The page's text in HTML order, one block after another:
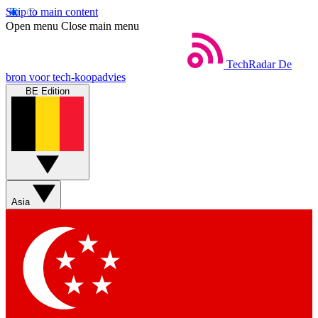
Skip to main content
Open menu Close main menu
TechRadar De
bron voor tech-koopadvies
BE Edition
Asia